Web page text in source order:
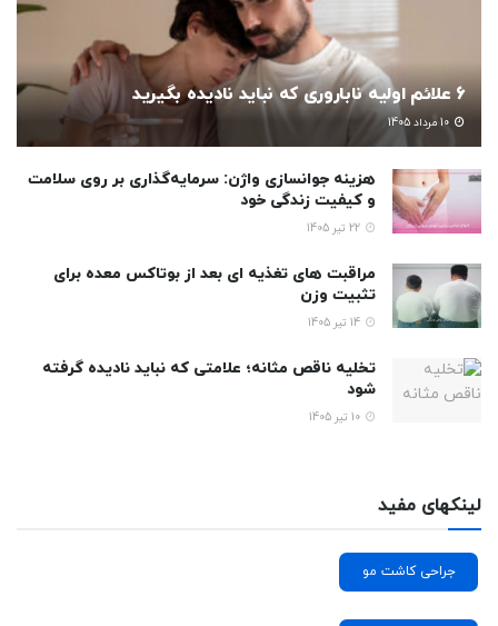
6 علائم اولیه ناباروری که نباید نادیده بگیرید
هزینه جوانسازی واژن: سرمایه‌گذاری بر روی سلامت
و کیفیت زندگی خود
مراقبت های تغذیه ای بعد از بوتاکس معده برای
تثبیت وزن
تخلیه ناقص مثانه؛ علامتی که نباید نادیده گرفته
شود
لینکهای مفید
جراحی کاشت مو